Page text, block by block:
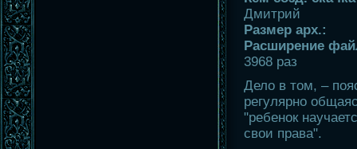
Дмитрий
Размер арх.:
Расширение
3968 раз
Дело в том, –
регулярно
"ребенок
свои права".